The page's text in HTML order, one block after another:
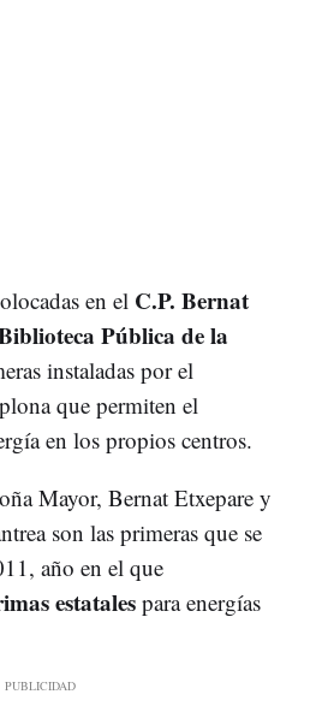
en el C.P. Bernat
Pública de la
instaladas por el
que permiten el
en los propios centros.
Mayor, Bernat Etxepare y
son las primeras que se
año en el que
estatales para energías